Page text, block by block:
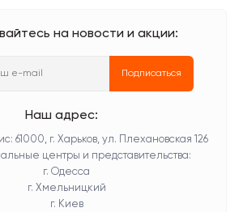
на новости и акции:
Подписаться
Наш адрес:
61000, г. Харьков, ул. Плехановская 126
центры и представительства:
г. Одесса
г. Хмельницкий
г. Киев